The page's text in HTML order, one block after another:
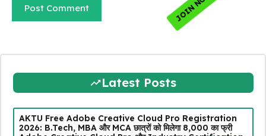
Latest Posts
AKTU Free Adobe Creative Cloud Pro Registration
2026: B.Tech, MBA और MCA छात्रों को मिलेगा ₹8,000 का फ्री